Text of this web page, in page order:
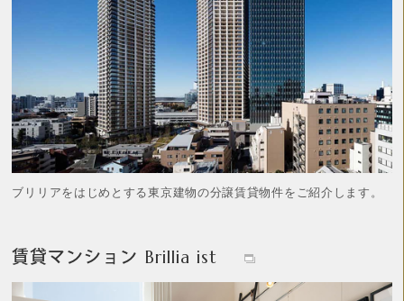
ブリリアをはじめとする東京建物の分譲賃貸物件をご紹介します。
賃貸マンション Brillia ist